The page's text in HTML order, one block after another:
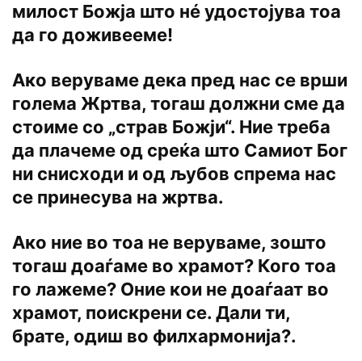
милост Божја што нé удостојува тоа
да го доживееме!
Ако веруваме дека пред нас се врши
голема Жртва, тогаш должни сме да
стоиме со „страв Божји“. Ние треба
да плачеме од среќа што Самиот Бог
ни снисходи и од љубов спрема нас
се принесува на жртва.
Ако ние во тоа не веруваме, зошто
тогаш доаѓаме во храмот? Кого тоа
го лажеме? Оние кои не доаѓаат во
храмот, поискрени се. Дали ти,
брате, одиш во филхармонија?.